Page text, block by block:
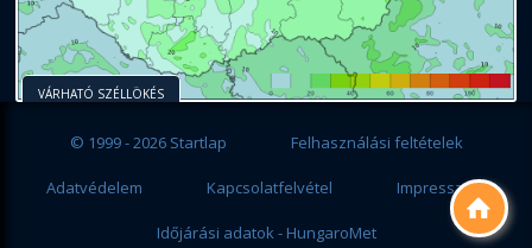

VÁRHATÓ SZÉLLÖKÉS
© 1999 - 2026 Startlap Felhasználási feltételek
Adatvédelem Kapcsolatfelvétel Impresszum
Időjárási adatok - HungaroMet